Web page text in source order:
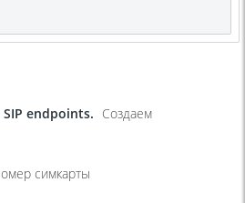
SIP endpoints. Создаем
симкарты